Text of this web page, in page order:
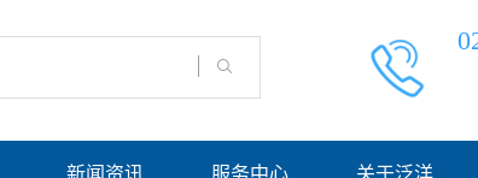
新闻资讯 服务中心 关于泛洋